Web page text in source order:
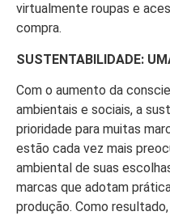
virtualmente roupas e
compra.
SUSTENTABILIDADE:
Com o aumento da
ambientais e sociais, a
prioridade para muitas
estão cada vez mais
ambiental de suas
marcas que adotam
produção. Como